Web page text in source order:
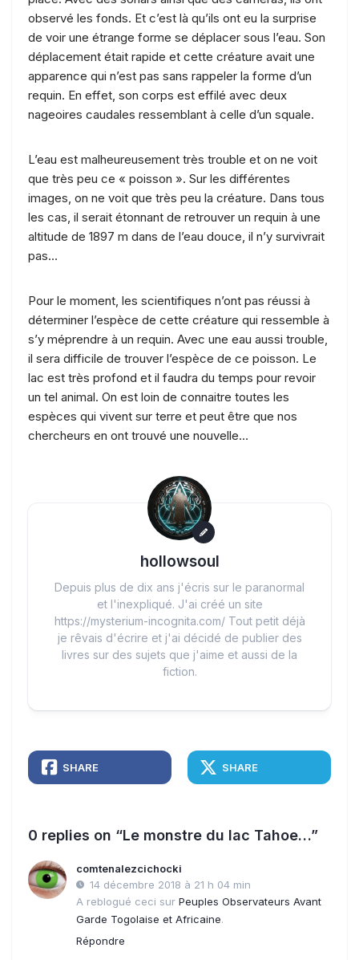
observé les fonds. Et c’est là qu’ils ont eu la surprise
de voir une étrange forme se déplacer sous l’eau. Son
déplacement était rapide et cette créature avait une
apparence qui n’est pas sans rappeler la forme d’un
requin. En effet, son corps est effilé avec deux
nageoires caudales ressemblant à celle d’un squale.
L’eau est malheureusement très trouble et on ne voit
que très peu ce « poisson ». Sur les différentes
images, on ne voit que très peu la créature. Dans tous
les cas, il serait étonnant de retrouver un requin à une
altitude de 1897 m dans de l’eau douce, il n’y survivrait
pas…
Pour le moment, les scientifiques n’ont pas réussi à
déterminer l’espèce de cette créature qui ressemble à
s’y méprendre à un requin. Avec une eau aussi trouble,
il sera difficile de trouver l’espèce de ce poisson. Le
lac est très profond et il faudra du temps pour revoir
un tel animal. On est loin de connaitre toutes les
espèces qui vivent sur terre et peut être que nos
chercheurs en ont trouvé une nouvelle…
hollowsoul
Depuis plus de dix ans j'écris sur le paranormal
et l'inexpliqué. J'ai créé un site
https://mysterium-incognita.com/ Tout petit déjà
je rêvais d'écrire et j'ai décidé de publier des
livres sur des sujets que j'aime et aussi de la
fiction.
SHARE SHARE
0 replies on “Le monstre du lac Tahoe…”
comtenalezcichocki
14 décembre 2018 à 21 h 04 min
A reblogué ceci sur Peuples Observateurs Avant
Garde Togolaise et Africaine.
Répondre